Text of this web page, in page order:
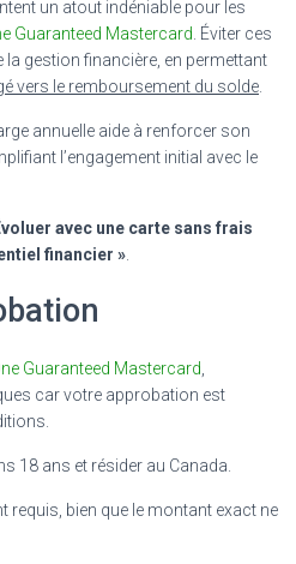
un atout indéniable pour les
Guaranteed Mastercard . Éviter ces
gestion financière, en permettant
vers le remboursement du solde
annuelle aide à renforcer son
l’engagement initial avec le
avec une carte sans frais
financier »
Guaranteed Mastercard
car votre approbation est
18 ans et résider au Canada.
requis, bien que le montant exact ne